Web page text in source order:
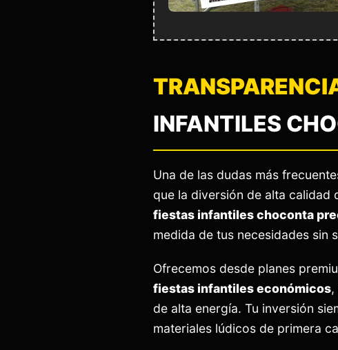
INFANTILES
Una de las dudas más
que la diversión de alta calidad
fiestas infantiles choconta
medida de tus necesidades sin
Ofrecemos desde planes
fiestas infantiles económicos,
de alta energía. Tu inversión
materiales lúdicos de primera